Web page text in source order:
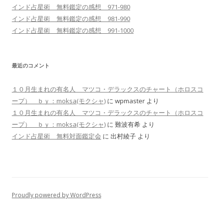
インド占星術 無料鑑定の感想 971-980
インド占星術 無料鑑定の感想 981-990
インド占星術 無料鑑定の感想 991-1000
最近のコメント
１０月生まれの有名人 マツコ・デラックスのチャート（ホロスコ
ープ） ｂｙ：moksa(モクシャ) に wpmaster より
１０月生まれの有名人 マツコ・デラックスのチャート（ホロスコ
ープ） ｂｙ：moksa(モクシャ) に 難波有希 より
インド占星術 無料対面鑑定会 に 出村綾子 より
Proudly powered by WordPress